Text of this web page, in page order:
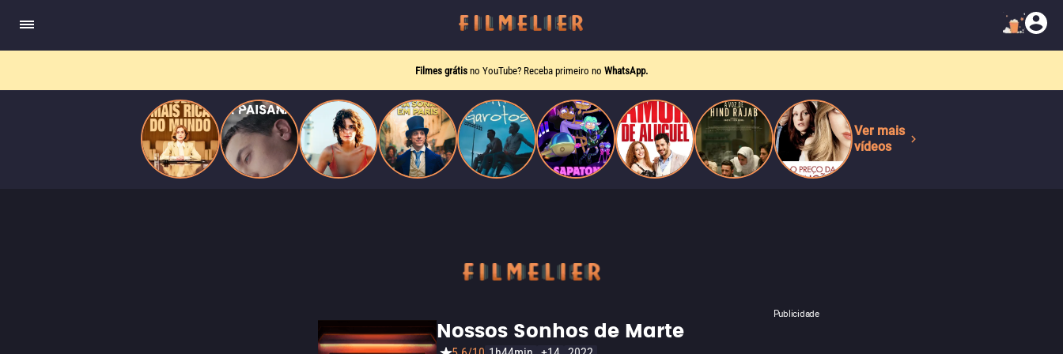
Ver mais
vídeos
Filmes grátis no YouTube? Receba primeiro no WhatsApp.
Publicidade
Nossos Sonhos de Marte
do
Mundo